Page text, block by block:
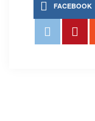
FACEBOOK